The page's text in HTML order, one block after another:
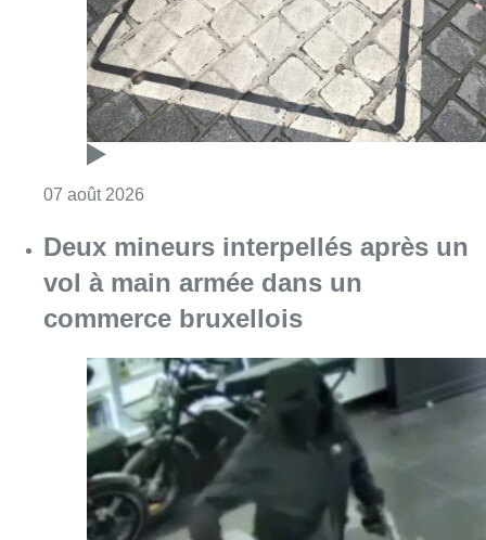
commerce bruxellois
07 août 2026Consulter l'article "Deux mineurs
Partager l'article
Facebook
TwitterWhatsApp
Share